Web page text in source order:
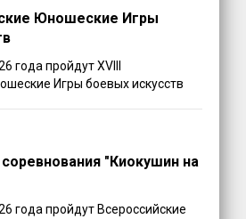
Юношеские Игры
года пройдут XVIII
Игры боевых искусств
"Киокушин на
года пройдут Всероссийские